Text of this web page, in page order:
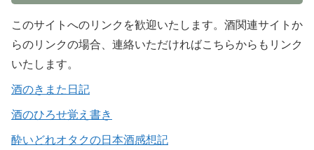
このサイトへのリンクを歓迎いたします。酒関連サイトか
らのリンクの場合、連絡いただければこちらからもリンク
いたします。
酒のきまた日記
酒のひろせ覚え書き
酔いどれオタクの日本酒感想記